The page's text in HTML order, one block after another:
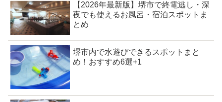
【2026年最新版】堺市で終電逃し・深
夜でも使えるお風呂・宿泊スポットま
とめ
堺市内で水遊びできるスポットまと
め！おすすめ6選+1